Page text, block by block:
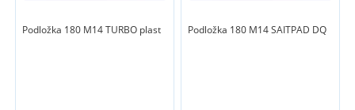
Podložka 180 M14 TURBO plast Podložka 180 M14 SAITPAD DQ